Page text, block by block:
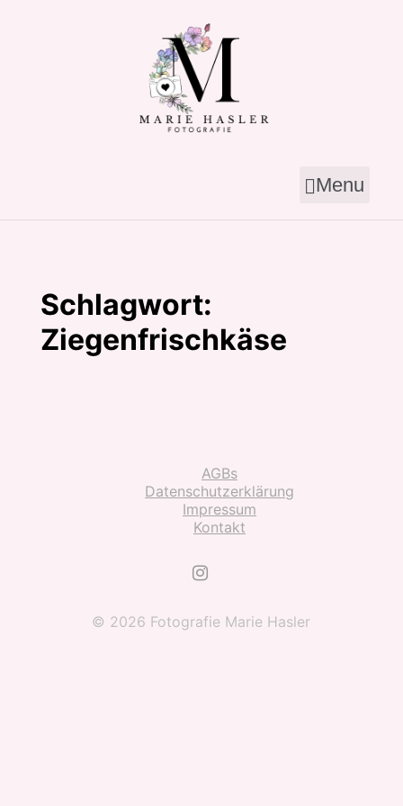
Menu
Schlagwort:
Ziegenfrischkäse
AGBs
Datenschutzerklärung
Impressum
Kontakt
© 2026 Fotografie Marie Hasler